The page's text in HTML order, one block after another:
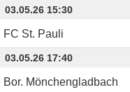
03.05.26 15:30
FC St. Pauli
03.05.26 17:40
Bor. Mönchengladbach